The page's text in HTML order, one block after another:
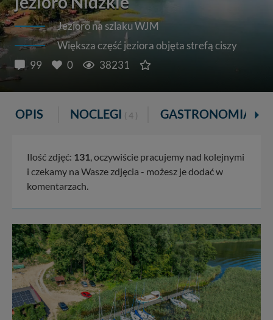
Jezioro na szlaku WJM
Większa część jeziora objęta strefą ciszy
99
0 38231
OPIS NOCLEGI ( 4 ) GASTRONOMIA ( 2 )
Ilość zdjęć: 131, oczywiście pracujemy nad kolejnymi
i czekamy na Wasze zdjęcia - możesz je dodać w
komentarzach.